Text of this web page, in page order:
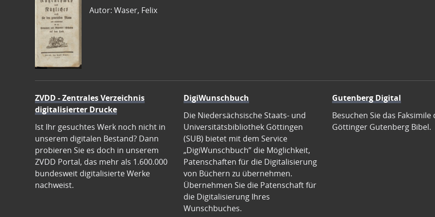
Autor: Waser, Felix
ZVDD - Zentrales Verzeichnis
digitalisierter Drucke
Ist Ihr gesuchtes Werk noch nicht in
unserem digitalen Bestand? Dann
probieren Sie es doch in unserem
ZVDD Portal, das mehr als 1.600.000
bundesweit digitalisierte Werke
nachweist.
DigiWunschbuch
Die Niedersächsische Staats- und
Universitätsbibliothek Göttingen
(SUB) bietet mit dem Service
„DigiWunschbuch” die Möglichkeit,
Patenschaften für die Digitalisierung
von Büchern zu übernehmen.
Übernehmen Sie die Patenschaft für
die Digitalisierung Ihres
Wunschbuches.
Gutenberg Digital
Besuchen Sie das Faksimile
Göttinger Gutenberg Bibel.